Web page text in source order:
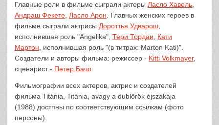
Главные роли в фильме сыграли актеры Ласло Хавель
Андраш Фекете Ласло Арон . Главных женских героев в
фильме сыграли актрисы Дороттья Удварош
исполнившая роль "Angelika", Тери Тордаи
Кати
Мартон , исполнившая роль "(в титрах: Marton Kati)".
Создатели и авторы фильма: режиссер - Kitti Volkmayer,
сценарист - Петер Бачо
Фильмографии всех актеров, актрис и создателей
фильма Titánia, Titánia, avagy a dublörök éjszakája
(1988) достпны по соответствующим ссылкам (фото
персоны).